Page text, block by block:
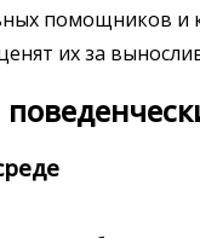
помощников
их за